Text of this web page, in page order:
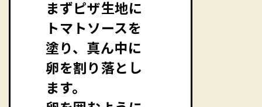
まずピザ生地に
トマトソースを
塗り、真ん中に
卵を割り落とし
ます。